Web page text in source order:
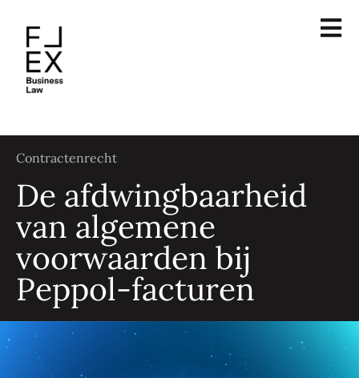
Contractenrecht
De afdwingbaarheid
van algemene
voorwaarden bij
Peppol-facturen